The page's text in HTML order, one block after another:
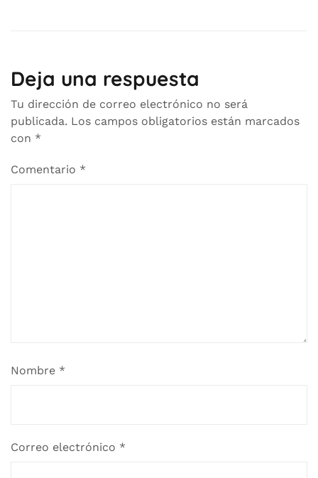
Deja una respuesta
Tu dirección de correo electrónico no será
publicada. Los campos obligatorios están marcados
con *
Comentario *
Nombre *
Correo electrónico *